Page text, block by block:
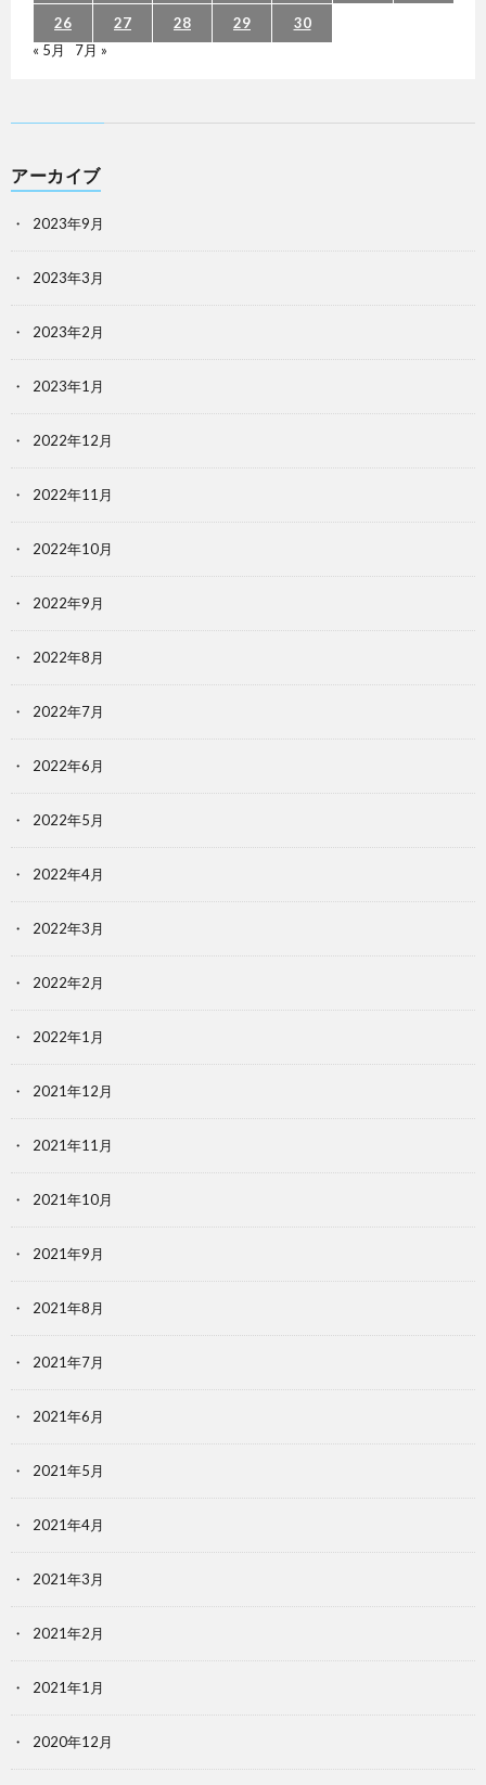
26 27 28 29
30
« 5月
7月 »
アーカイブ
2023年9月
2023年3月
2023年2月
2023年1月
2022年12月
2022年11月
2022年10月
2022年9月
2022年8月
2022年7月
2022年6月
2022年5月
2022年4月
2022年3月
2022年2月
2022年1月
2021年12月
2021年11月
2021年10月
2021年9月
2021年8月
2021年7月
2021年6月
2021年5月
2021年4月
2021年3月
2021年2月
2021年1月
2020年12月